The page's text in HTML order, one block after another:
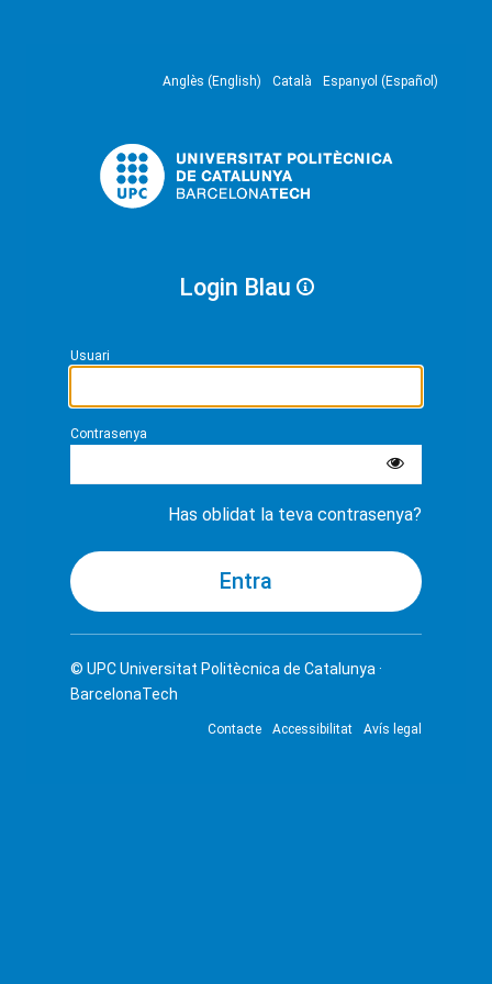
Anglès (English) Català Espanyol (Español)
Login Blau
Usuari
Contrasenya
Has oblidat la teva contrasenya?
© UPCUniversitat Politècnica de Catalunya ·
BarcelonaTech
Contacte Accessibilitat Avís legal